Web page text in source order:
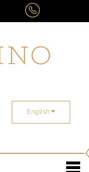
English